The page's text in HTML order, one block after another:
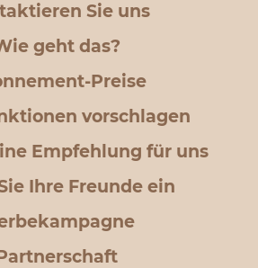
Sie uns
geht das?
Preise
vorschlagen
Empfehlung für uns
Ihre Freunde ein